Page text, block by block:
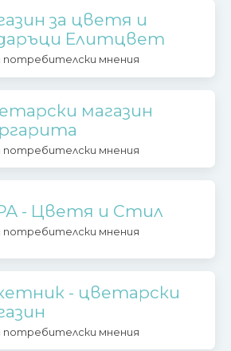
за цветя и
Елитцвет
потребителски мнения
магазин
потребителски мнения
- Цветя и Стил
потребителски мнения
- цветарски
потребителски мнения